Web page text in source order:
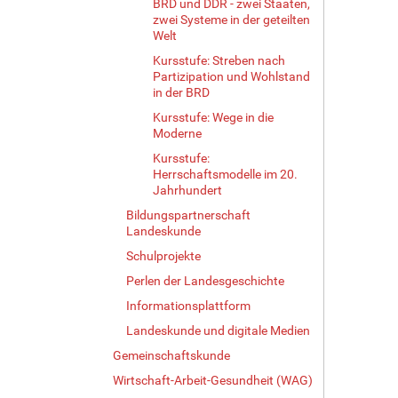
BRD und DDR - zwei Staaten,
zwei Systeme in der geteilten
Welt
Kursstufe: Streben nach
Partizipation und Wohlstand
in der BRD
Kursstufe: Wege in die
Moderne
Kursstufe:
Herrschaftsmodelle im 20.
Jahrhundert
Bildungspartnerschaft
Landeskunde
Schulprojekte
Perlen der Landesgeschichte
Informationsplattform
Landeskunde und digitale Medien
Gemeinschaftskunde
Wirtschaft-Arbeit-Gesundheit (WAG)